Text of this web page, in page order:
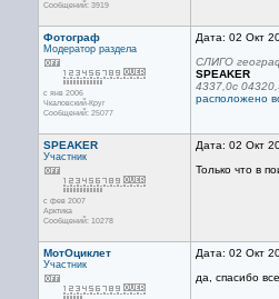
Сообщений: 3919
Фотограф
Модератор раздела
с янв 2006
Чкаловский-Круг
Сообщений: 25077
Дата: 02 Окт
СЛИГО
SPEAKER
4337,0с
расположено
SPEAKER
Участник
с фев 2007
Арктика
Сообщений: 10278
Дата: 02 Окт
Только что в
МотОциклет
Участник
Дата: 02 Окт
да, спасибо